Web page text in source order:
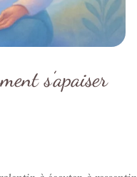
s’apaiser